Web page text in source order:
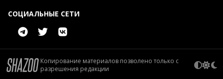
СОЦИАЛЬНЫЕ СЕТИ
Копирование материалов позволено только с
разрешения редакции